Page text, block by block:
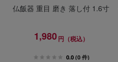
仏飯器 重目 磨き 落し付 1.6寸
1,980円（税込）
0.0 (0 件)